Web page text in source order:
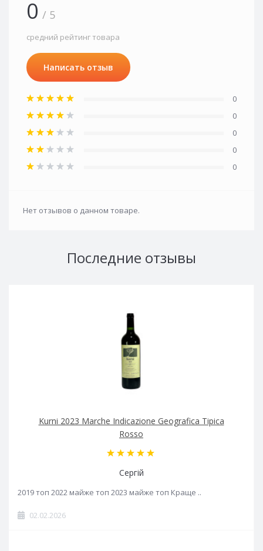
0 / 5
средний рейтинг товара
Написать отзыв
0
0
0
0
0
Нет отзывов о данном товаре.
Последние отзывы
Kurni 2023 Marche Indicazione Geografica Tipica
Rosso
Сергій
2019 топ 2022 майже топ 2023 майже топ Краще ..
02.02.2026